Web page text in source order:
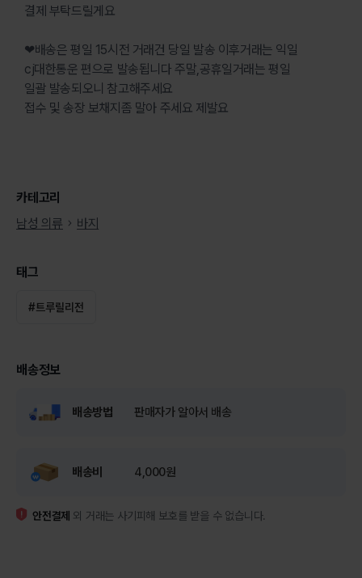
결제 부탁드릴게요
❤배송은 평일 15시전 거래건 당일 발송 이후거래는 익일
cj대한통운 편으로 발송됩니다 주말,공휴일거래는 평일
일괄 발송되오니 참고해주세요
접수 및 송장 보채지좀 말아 주세요 제발요
카테고리
남성 의류
바지
태그
#트루릴리전
배송정보
배송방법 판매자가 알아서 배송
배송비 4,000원
안전결제 외 거래는 사기피해 보호를 받을 수 없습니다.